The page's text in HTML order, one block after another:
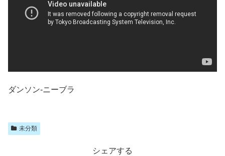
ダンソン-ニーブラ
未分類
シェアする